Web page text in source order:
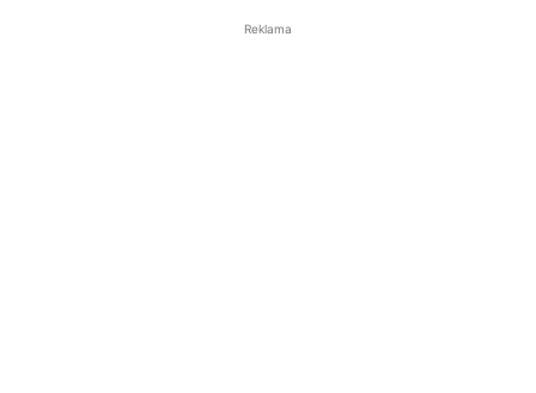
Reklama